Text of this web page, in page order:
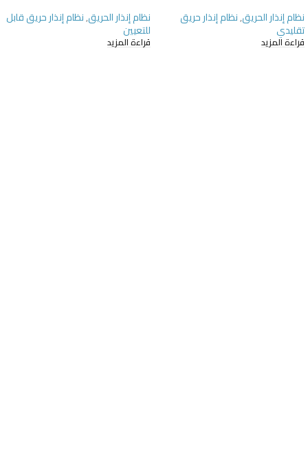
نظام إنذار الحريق,نظام إنذار حريق
تقليدي
قراءة المزيد
نظام إنذار الحريق,نظام إنذار حريق قابل
للتعيين
قراءة المزيد